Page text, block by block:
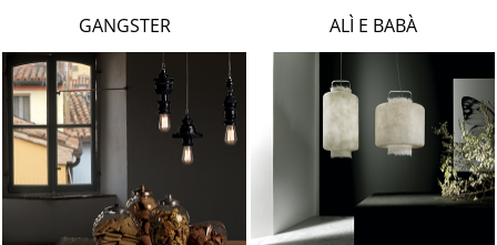
PORSCHE
CATELLANI & SMITH
VIABIZZUNO
ALÌ E BABÀ
GANGSTER